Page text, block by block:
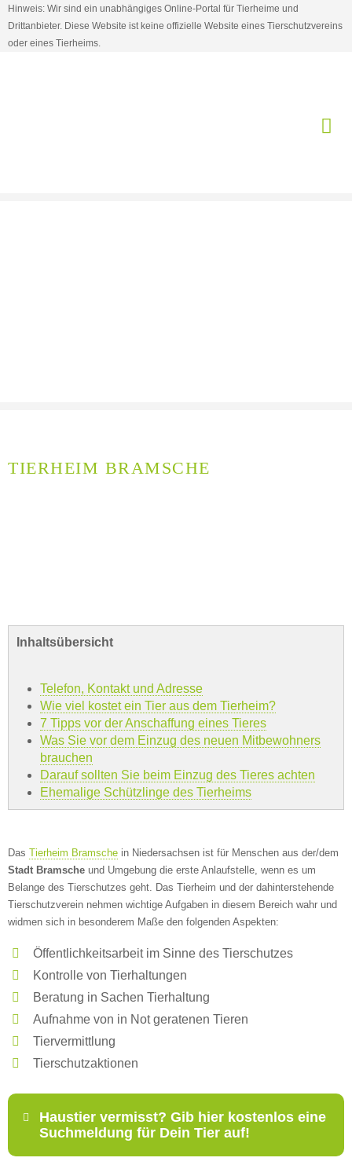
Hinweis: Wir sind ein unabhängiges Online-Portal für Tierheime und
Drittanbieter. Diese Website ist keine offizielle Website eines Tierschutzvereins
oder eines Tierheims.
TIERHEIM BRAMSCHE
Inhaltsübersicht
Telefon, Kontakt und Adresse
Wie viel kostet ein Tier aus dem Tierheim?
7 Tipps vor der Anschaffung eines Tieres
Was Sie vor dem Einzug des neuen Mitbewohners
brauchen
Darauf sollten Sie beim Einzug des Tieres achten
Ehemalige Schützlinge des Tierheims
Das Tierheim Bramsche in Niedersachsen ist für Menschen aus der/dem
Stadt Bramsche und Umgebung die erste Anlaufstelle, wenn es um
Belange des Tierschutzes geht. Das Tierheim und der dahinterstehende
Tierschutzverein nehmen wichtige Aufgaben in diesem Bereich wahr und
widmen sich in besonderem Maße den folgenden Aspekten:
Öffentlichkeitsarbeit im Sinne des Tierschutzes
Kontrolle von Tierhaltungen
Beratung in Sachen Tierhaltung
Aufnahme von in Not geratenen Tieren
Tiervermittlung
Tierschutzaktionen
Haustier vermisst? Gib hier kostenlos eine
Suchmeldung für Dein Tier auf!